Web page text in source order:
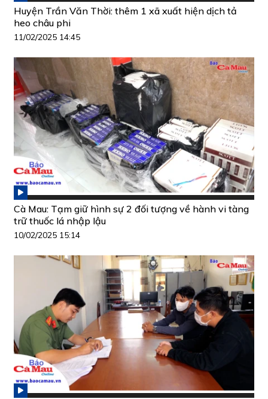
Huyện Trần Văn Thời: thêm 1 xã xuất hiện dịch tả
heo châu phi
11/02/2025 14:45
Cà Mau: Tạm giữ hình sự 2 đối tượng về hành vi tàng
trữ thuốc lá nhập lậu
10/02/2025 15:14